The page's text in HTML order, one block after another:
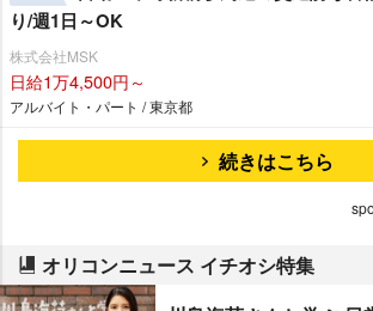
り/週1日～OK
株式会社MSK
日給1万4,500円～
アルバイト・パート / 東京都
続きはこちら
オリコンニュース イチオシ特集